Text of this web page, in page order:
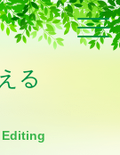
る
Click